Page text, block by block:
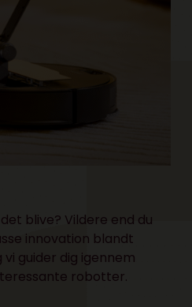
blive? Vildere end du
innovation blandt
guider dig igennem
robotter.